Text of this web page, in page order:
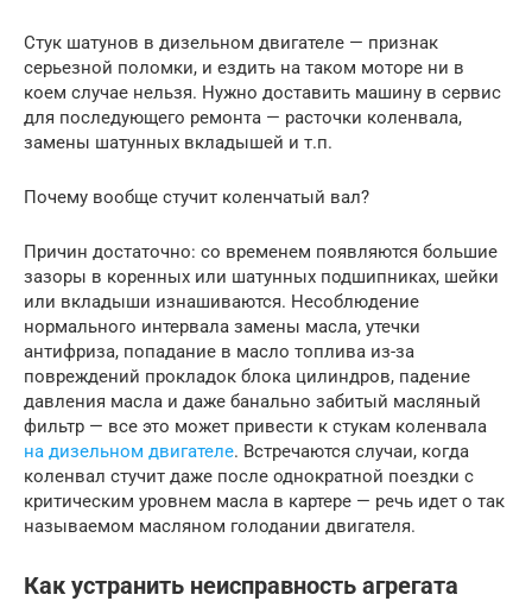
Стук шатунов в дизельном двигателе — признак
серьезной поломки, и ездить на таком моторе ни в
коем случае нельзя. Нужно доставить машину в сервис
для последующего ремонта — расточки коленвала,
замены шатунных вкладышей и т.п.
Почему вообще стучит коленчатый вал?
Причин достаточно: со временем появляются большие
зазоры в коренных или шатунных подшипниках, шейки
или вкладыши изнашиваются. Несоблюдение
нормального интервала замены масла, утечки
антифриза, попадание в масло топлива из-за
повреждений прокладок блока цилиндров, падение
давления масла и даже банально забитый масляный
фильтр — все это может привести к стукам коленвала
на дизельном двигателе. Встречаются случаи, когда
коленвал стучит даже после однократной поездки с
критическим уровнем масла в картере — речь идет о так
называемом масляном голодании двигателя.
Как устранить неисправность агрегата